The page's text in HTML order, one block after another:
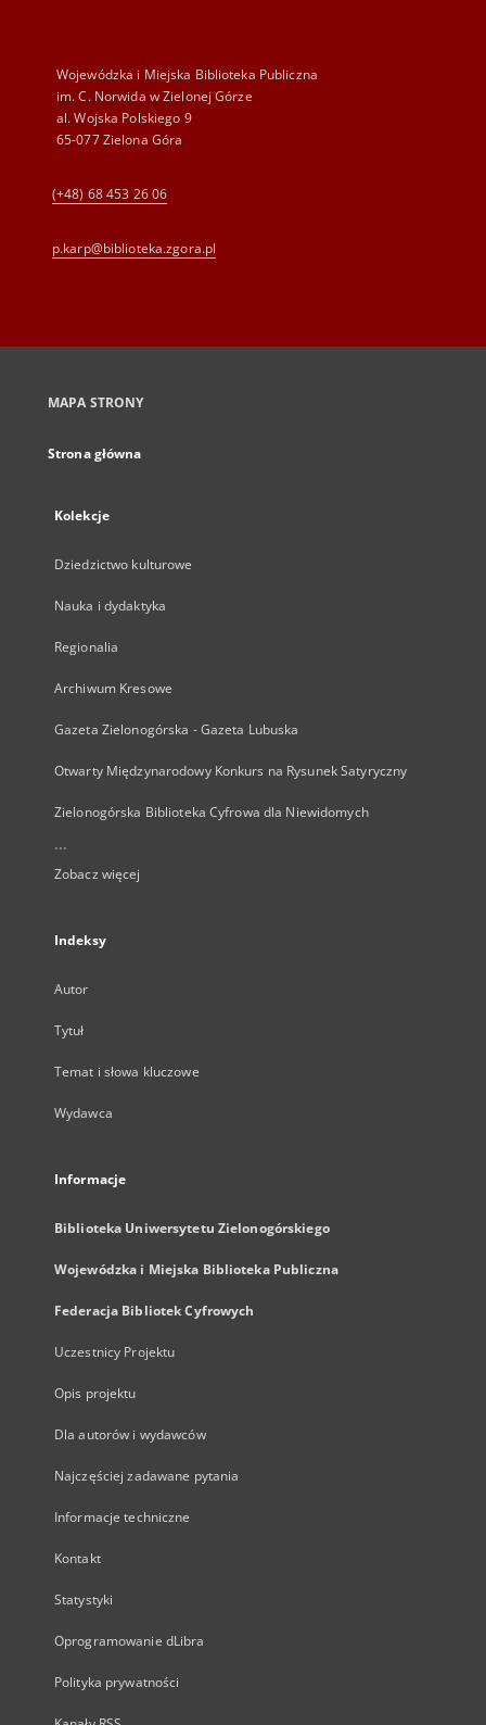
Wojewódzka i Miejska Biblioteka Publiczna
im. C. Norwida w Zielonej Górze
al. Wojska Polskiego 9
65-077 Zielona Góra
(+48) 68 453 26 06
p.karp@biblioteka.zgora.pl
MAPA STRONY
Strona główna
Kolekcje
Dziedzictwo kulturowe
Nauka i dydaktyka
Regionalia
Archiwum Kresowe
Gazeta Zielonogórska - Gazeta Lubuska
Otwarty Międzynarodowy Konkurs na Rysunek Satyryczny
Zielonogórska Biblioteka Cyfrowa dla Niewidomych
...
Zobacz więcej
Indeksy
Autor
Tytuł
Temat i słowa kluczowe
Wydawca
Informacje
Biblioteka Uniwersytetu Zielonogórskiego
Wojewódzka i Miejska Biblioteka Publiczna
Federacja Bibliotek Cyfrowych
Uczestnicy Projektu
Opis projektu
Dla autorów i wydawców
Najczęściej zadawane pytania
Informacje techniczne
Kontakt
Statystyki
Oprogramowanie dLibra
Polityka prywatności